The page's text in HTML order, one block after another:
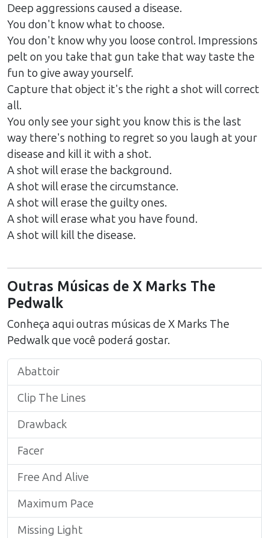
Deep aggressions caused a disease.
You don't know what to choose.
You don't know why you loose control. Impressions
pelt on you take that gun take that way taste the
fun to give away yourself.
Capture that object it's the right a shot will correct
all.
You only see your sight you know this is the last
way there's nothing to regret so you laugh at your
disease and kill it with a shot.
A shot will erase the background.
A shot will erase the circumstance.
A shot will erase the guilty ones.
A shot will erase what you have found.
A shot will kill the disease.
Outras Músicas de X Marks The
Pedwalk
Conheça aqui outras músicas deX Marks The
Pedwalkque você poderá gostar.
Abattoir
Clip The Lines
Drawback
Facer
Free And Alive
Maximum Pace
Missing Light